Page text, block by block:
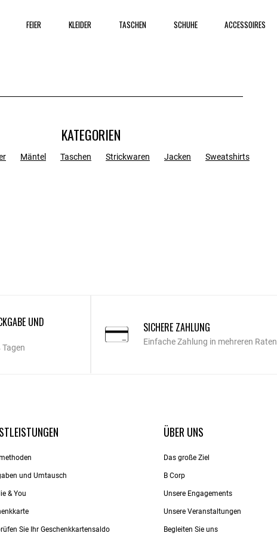
FEIER KLEIDER TASCHEN SCHUHE ACCESSOIRES
KATEGORIEN
Mäntel Taschen Strickwaren Jacken Sweatshirts
UND SICHERE ZAHLUNG
Einfache Zahlung in mehreren Raten
und Umtausch
& You
Sie Ihr Geschenkkartensaldo
ÜBER UNS
Das große Ziel
B Corp
Unsere Engagements
Unsere Veranstaltungen
Begleiten Sie uns